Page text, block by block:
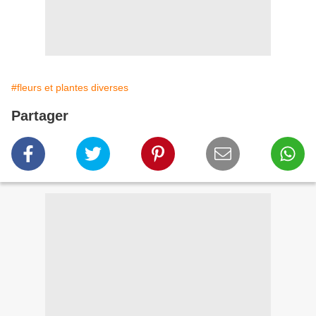
#fleurs et plantes diverses
Partager